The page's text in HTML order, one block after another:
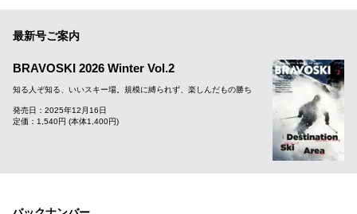
最新号ご案内
BRAVOSKI 2026 Winter Vol.2
知る人ぞ知る、いいスキー場。規模に縛られず、楽しんだもの勝ち
発売日：2025年12月16日
定価：1,540円 (本体1,400円)